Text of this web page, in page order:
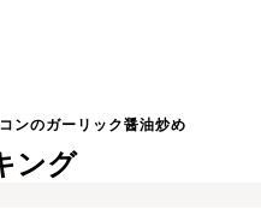
ンのガーリック醤油炒め
ング